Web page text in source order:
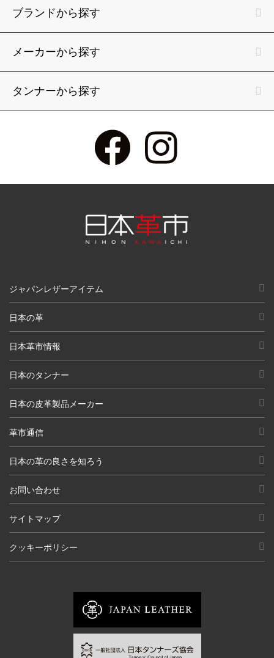
ブランドから探す
メーカーから探す
タンナーから探す
ジャパンレザーアイテム
日本の革
日本革市情報
日本のタンナー
日本の皮革製品メーカー
革市通信
日本の革の良さを知ろう
お問い合わせ
サイトマップ
クッキーポリシー